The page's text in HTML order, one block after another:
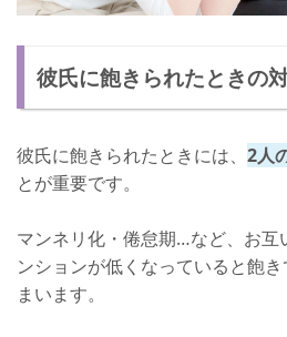
彼氏に飽きられたときの
彼氏に飽きられたときには、 2人
とが重要です。
マンネリ化・倦怠期…など、お互
ンションが低くなっていると飽
まいます。